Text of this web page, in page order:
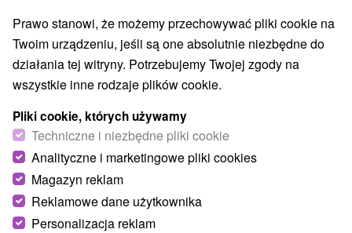
Žilinský kraj - Zuberec
Nadmorská výška 1902,7 m.n.m. Vrch v hlavnom hrebeni
Západných Tatier na Slovensku, juhovýchodne od
Zuberca. Nachádza v západnej časti...
Prawo stanowi, że możemy przechowywać pliki cookie na
Twoim urządzeniu, jeśli są one absolutnie niezbędne do
działania tej witryny. Potrzebujemy Twojej zgody na
wszystkie inne rodzaje plików cookie.
Pliki cookie, których używamy
Techniczne i niezbędne pliki cookie
Analityczne i marketingowe pliki cookies
Magazyn reklam
Reklamowe dane użytkownika
Personalizacja reklam